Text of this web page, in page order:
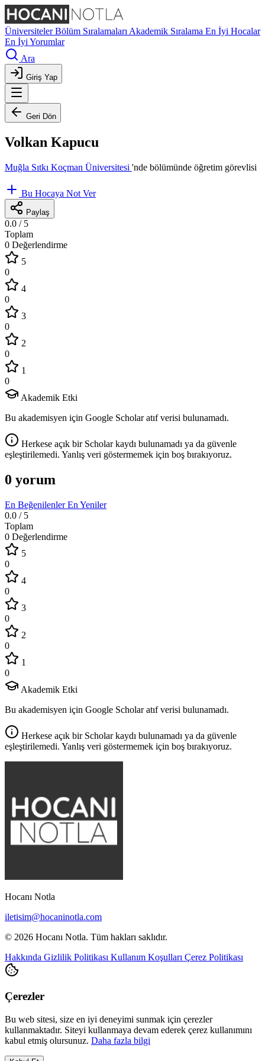
ÜniversitelerBölüm Sıralamaları Akademik Sıralama En İyi Hocalar
En İyi Yorumlar
Ara
Giriş Yap
Geri Dön
Volkan Kapucu
Muğla Sıtkı Koçman Üniversitesi 'nde bölümünde öğretim görevlisi
Bu Hocaya Not Ver
Paylaş
0.0 / 5
Toplam
0 Değerlendirme
5
0
4
0
3
0
2
0
1
0
Akademik Etki
Bu akademisyen için Google Scholar atıf verisi bulunamadı.
Herkese açık bir Scholar kaydı bulunamadı ya da güvenle
eşleştirilemedi. Yanlış veri göstermemek için boş bırakıyoruz.
0 yorum
En BeğenilenlerEn Yeniler
0.0 / 5
Toplam
0 Değerlendirme
5
0
4
0
3
0
2
0
1
0
Akademik Etki
Bu akademisyen için Google Scholar atıf verisi bulunamadı.
Herkese açık bir Scholar kaydı bulunamadı ya da güvenle
eşleştirilemedi. Yanlış veri göstermemek için boş bırakıyoruz.
Hocanı Notla
iletisim@hocaninotla.com
© 2026 Hocanı Notla. Tüm hakları saklıdır.
Hakkında Gizlilik Politikası Kullanım Koşulları Çerez Politikası
Çerezler
Bu web sitesi, size en iyi deneyimi sunmak için çerezler
kullanmaktadır. Siteyi kullanmaya devam ederek çerez kullanımını
kabul etmiş olursunuz. Daha fazla bilgi